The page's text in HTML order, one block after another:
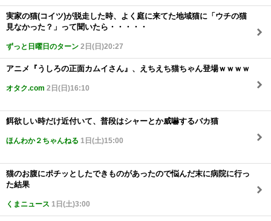
実家の猫(コイツ)が脱走した時、よく庭に来てた地域猫に「ウチの猫
見なかった？」って聞いたら・・・・・
ずっと日曜日のターン 2日(日)20:27
アニメ『うしろの正面カムイさん』、えちえち猫ちゃん登場ｗｗｗｗ
オタク.com 2日(日)16:10
餌欲しい時だけ近付いて、普段はシャーとか威嚇するバカ猫
ほんわか２ちゃんねる 1日(土)15:00
猫のお腹にポチッとしたできものがあったので悩んだ末に病院に行っ
た結果
くまニュース 1日(土)3:00